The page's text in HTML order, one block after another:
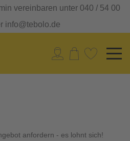
vereinbaren unter 040 / 54 00
info@tebolo.de
anfordern - es lohnt sich!